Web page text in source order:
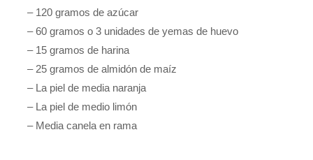
– 120 gramos de azúcar
– 60 gramos o 3 unidades de yemas de huevo
– 15 gramos de harina
– 25 gramos de almidón de maíz
– La piel de media naranja
– La piel de medio limón
– Media canela en rama